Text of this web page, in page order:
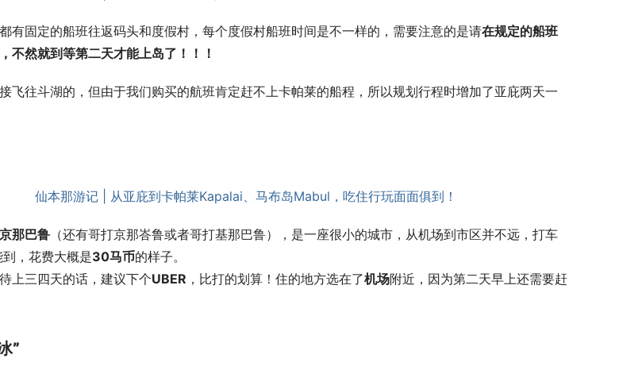
有固定的船班往返码头和度假村，每个度假村船班时间是不一样的，需要注意的是请在规定的船班
，不然就到等第二天才能上岛了！！！
飞往斗湖的，但由于我们购买的航班肯定赶不上卡帕莱的船程，所以规划行程时增加了亚庇两天一
那巴鲁 （还有哥打京那峇鲁或者哥打基那巴鲁），是一座很小的城市，从机场到市区并不远，打车
，花费大概是30马币的样子。
上三四天的话，建议下个UBER ，比打的划算！住的地方选在了机场附近，因为第二天早上还需要赶
”